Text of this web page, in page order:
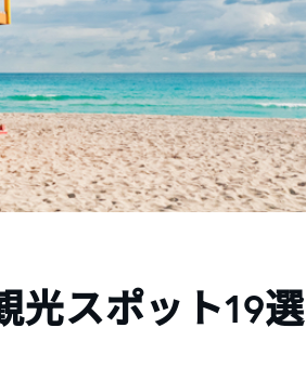
光スポット19選